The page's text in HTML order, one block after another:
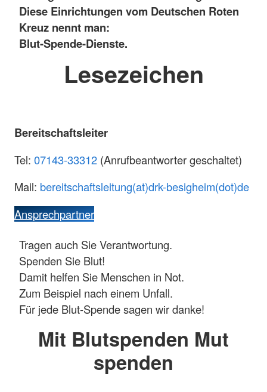
Diese Einrichtungen vom Deutschen Roten
Kreuz nennt man:
Blut-Spende-Dienste.
Lesezeichen
Bereitschaftsleiter
Tel: 07143-33312 (Anrufbeantworter geschaltet)
Mail: bereitschaftsleitung(at)drk-besigheim(dot)de
Ansprechpartner
Tragen auch Sie Verantwortung.
Spenden Sie Blut!
Damit helfen Sie Menschen in Not.
Zum Beispiel nach einem Unfall.
Für jede Blut-Spende sagen wir danke!
Mit Blutspenden Mut
spenden